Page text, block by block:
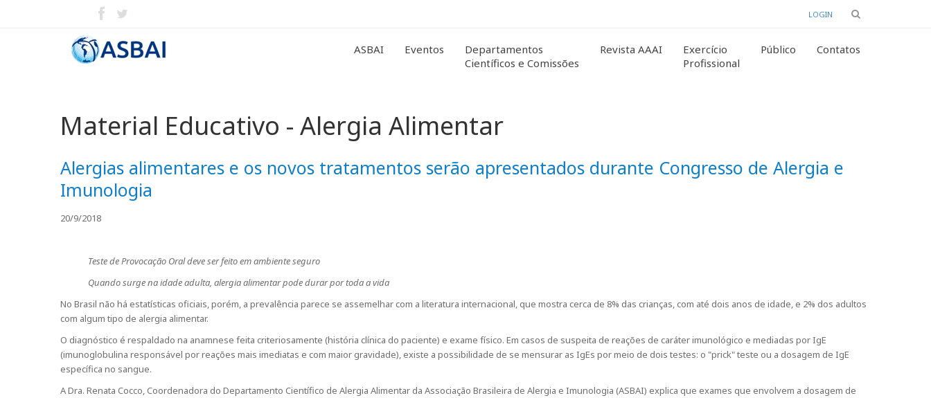
LOGIN
ASBAI Eventos
Departamentos
Científicos e Comissões
Revista AAAI
Exercício
Profissional
Público Contatos
Material Educativo - Alergia Alimentar
Alergias alimentares e os novos tratamentos serão apresentados durante Congresso de Alergia e
Imunologia
20/9/2018
Teste de Provocação Oral deve ser feito em ambiente seguro
Quando surge na idade adulta, alergia alimentar pode durar por toda a vida
No Brasil não há estatísticas oficiais, porém, a prevalência parece se assemelhar com a literatura internacional, que mostra cerca de 8% das crianças, com até dois anos de idade, e 2% dos adultos
com algum tipo de alergia alimentar.
O diagnóstico é respaldado na anamnese feita criteriosamente (história clínica do paciente) e exame físico. Em casos de suspeita de reações de caráter imunológico e mediadas por IgE
(imunoglobulina responsável por reações mais imediatas e com maior gravidade), existe a possibilidade de se mensurar as IgEs por meio de dois testes: o "prick" teste ou a dosagem de IgE
específica no sangue.
A Dra. Renata Cocco, Coordenadora do Departamento Científico de Alergia Alimentar da Associação Brasileira de Alergia e Imunologia (ASBAI) explica que exames que envolvem a dosagem de